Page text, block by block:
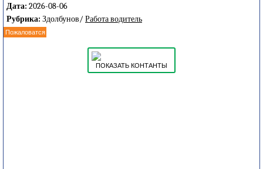
Дата: 2026-08-06
Рубрика: Здолбунов/ Работа водитель
Пожаловатся
ПОКАЗАТЬ КОНТАНТЫ